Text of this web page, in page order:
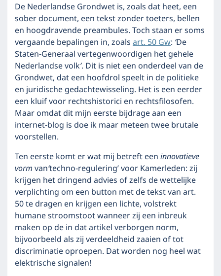
De Nederlandse Grondwet is, zoals dat heet, een
sober document, een tekst zonder toeters, bellen
en hoogdravende preambules. Toch staan er soms
vergaande bepalingen in, zoalsart. 50 Gw: ‘De
Staten-Generaal vertegenwoordigen het gehele
Nederlandse volk’. Dit is niet een onderdeel van de
Grondwet, dat een hoofdrol speelt in de politieke
en juridische gedachtewisseling. Het is een eerder
een kluif voor rechtshistorici en rechtsfilosofen.
Maar omdat dit mijn eerste bijdrage aan een
internet-blog is doe ik maar meteen twee brutale
voorstellen.
Ten eerste komt er wat mij betreft eeninnovatieve
vormvan‘techno-regulering’ voor Kamerleden: zij
krijgen het dringend advies of zelfs de wettelijke
verplichting om een button met de tekst van art.
50 te dragen en krijgen een lichte, volstrekt
humane stroomstoot wanneer zij een inbreuk
maken op de in dat artikel verborgen norm,
bijvoorbeeld als zij verdeeldheid zaaien of tot
discriminatie oproepen. Dat worden nog heel wat
elektrische signalen!